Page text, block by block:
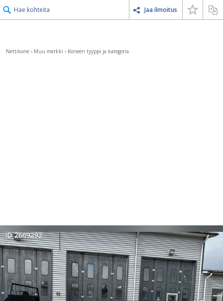
Hae kohteita Jaa ilmoitus
Nettikone › Muu merkki › Koneen tyyppi ja kategoria
ID 2669292